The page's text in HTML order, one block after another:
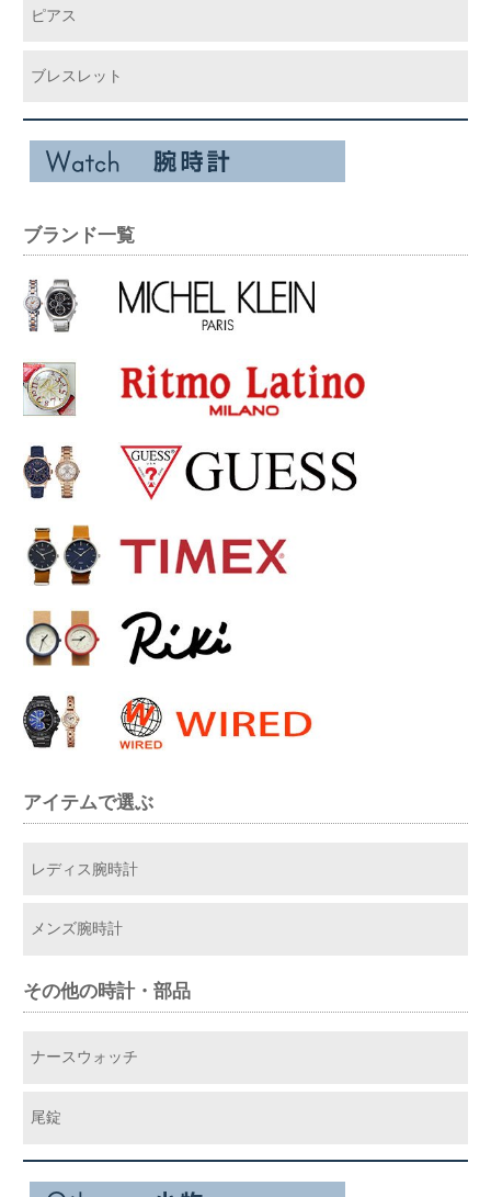
ピアス
ブレスレット
ブランド一覧
アイテムで選ぶ
レディス腕時計
メンズ腕時計
その他の時計・部品
ナースウォッチ
尾錠